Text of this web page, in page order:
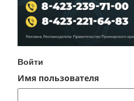
Войти
Имя пользователя